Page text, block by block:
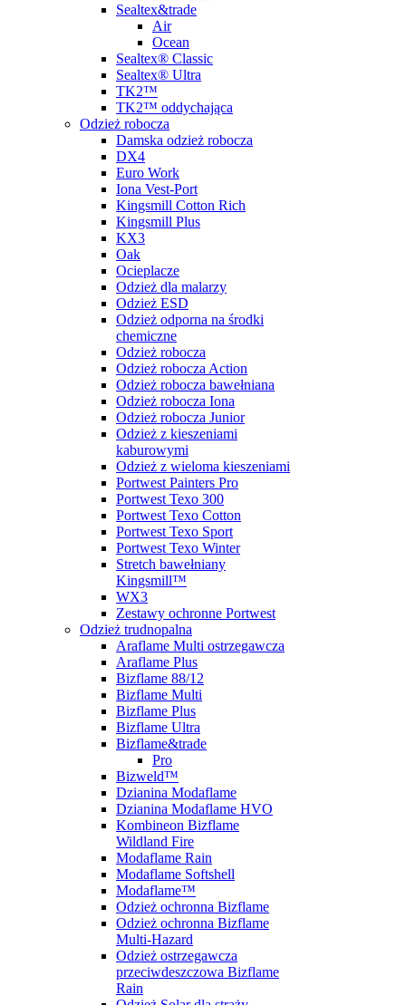
Sealtex&trade
Air
Ocean
Sealtex® Classic
Sealtex® Ultra
TK2™
TK2™ oddychająca
Odzież robocza
Damska odzież robocza
DX4
Euro Work
Iona Vest-Port
Kingsmill Cotton Rich
Kingsmill Plus
KX3
Oak
Ocieplacze
Odzież dla malarzy
Odzież ESD
Odzież odporna na środki
chemiczne
Odzież robocza
Odzież robocza Action
Odzież robocza bawełniana
Odzież robocza Iona
Odzież robocza Junior
Odzież z kieszeniami
kaburowymi
Odzież z wieloma kieszeniami
Portwest Painters Pro
Portwest Texo 300
Portwest Texo Cotton
Portwest Texo Sport
Portwest Texo Winter
Stretch bawełniany
Kingsmill™
WX3
Zestawy ochronne Portwest
Odzież trudnopalna
Araflame Multi ostrzegawcza
Araflame Plus
Bizflame 88/12
Bizflame Multi
Bizflame Plus
Bizflame Ultra
Bizflame&trade
Pro
Bizweld™
Dzianina Modaflame
Dzianina Modaflame HVO
Kombineon Bizflame
Wildland Fire
Modaflame Rain
Modaflame Softshell
Modaflame™
Odzież ochronna Bizflame
Odzież ochronna Bizflame
Multi-Hazard
Odzież ostrzegawcza
przeciwdeszczowa Bizflame
Rain